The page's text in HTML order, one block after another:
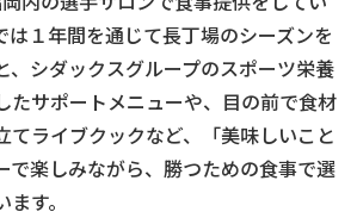
は１年間を通じて長丁場のシーズンを
、シダックスグループのスポーツ栄養
たサポートメニューや、目の前で食材
てライブクックなど、「美味しいこと
で楽しみながら、勝つための食事で選
す。